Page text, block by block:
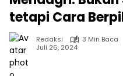
tetapi Cara
Redaksi
3 Min Baca
Juli 26, 2024